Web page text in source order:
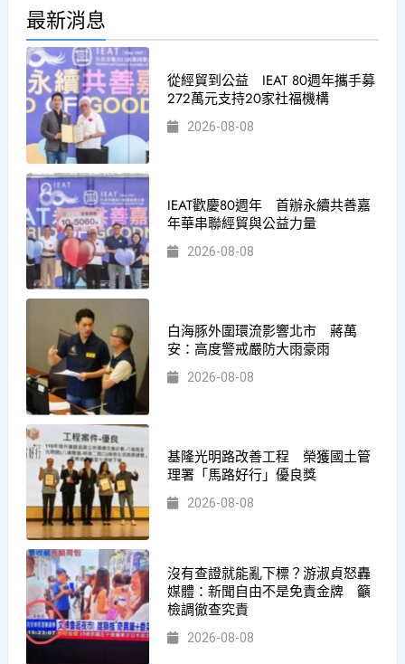
最新消息
從經貿到公益 IEAT 80週年攜手募
272萬元支持20家社福機構
2026-08-08
IEAT歡慶80週年 首辦永續共善嘉
年華串聯經貿與公益力量
2026-08-08
白海豚外圍環流影響北市 蔣萬
安：高度警戒嚴防大雨豪雨
2026-08-08
基隆光明路改善工程 榮獲國土管
理署「馬路好行」優良獎
2026-08-08
沒有查證就能亂下標？游淑貞怒轟
媒體：新聞自由不是免責金牌 籲
檢調徹查究責
2026-08-08